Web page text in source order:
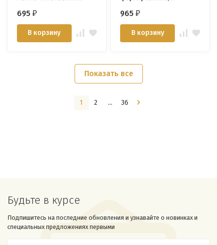
695₽
В корзину
Мецгер
965₽
В корзину
Показать все
1 2 ... 36
Будьте в курсе
Подпишитесь на последние обновления и узнавайте о новинках и
специальных предложениях первыми